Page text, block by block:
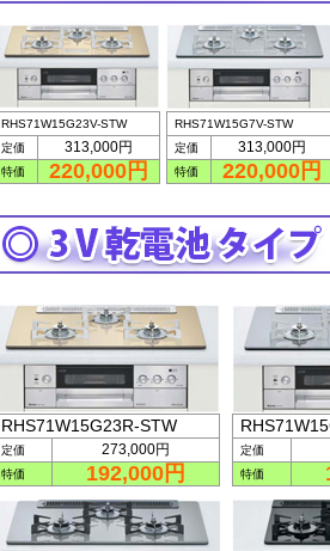
RHS71W15G23V-STW
定価
313,000円
特価 220,000円
RHS71W15G7V-STW
定価
313,000円
特価 220,000円
RHS71W15G23R-STW
定価 273,000円
特価 192,000円
定価
特価